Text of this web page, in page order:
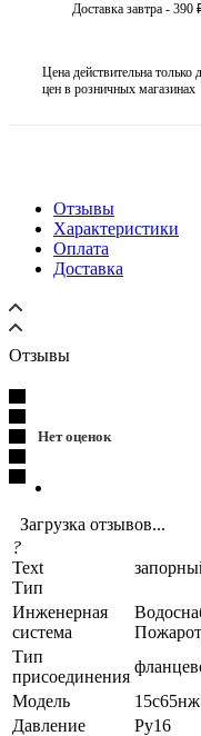
Доставка завтра - 390
Цена действительна только
цен в розничных магазинах
Отзывы
Характеристики
Оплата
Доставка
Отзывы
Нет оценок
Загрузка отзывов...
?
Text
Тип
Инженерная
система
Тип
присоединения
Модель
15с65нж
Давление
Ру16